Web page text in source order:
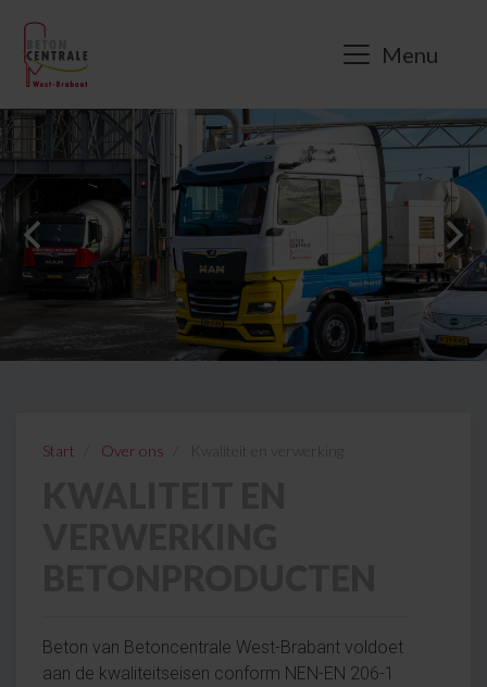
Menu
Start Over ons Kwaliteit en verwerking
Beton van Betoncentrale West-Brabant voldoet
aan de kwaliteitseisen conform NEN-EN 206-1